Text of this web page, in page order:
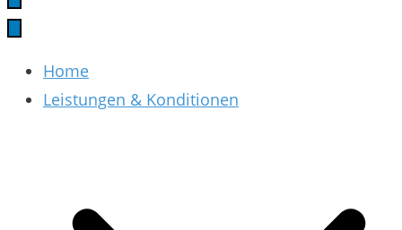
Home
Leistungen & Konditionen